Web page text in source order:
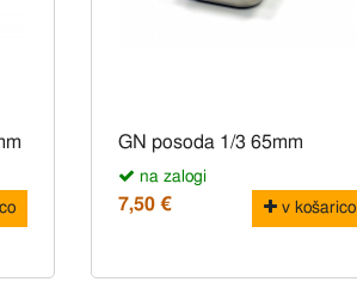
GN posoda 1/3 65mm
na zalogi
7,50 € v košarico